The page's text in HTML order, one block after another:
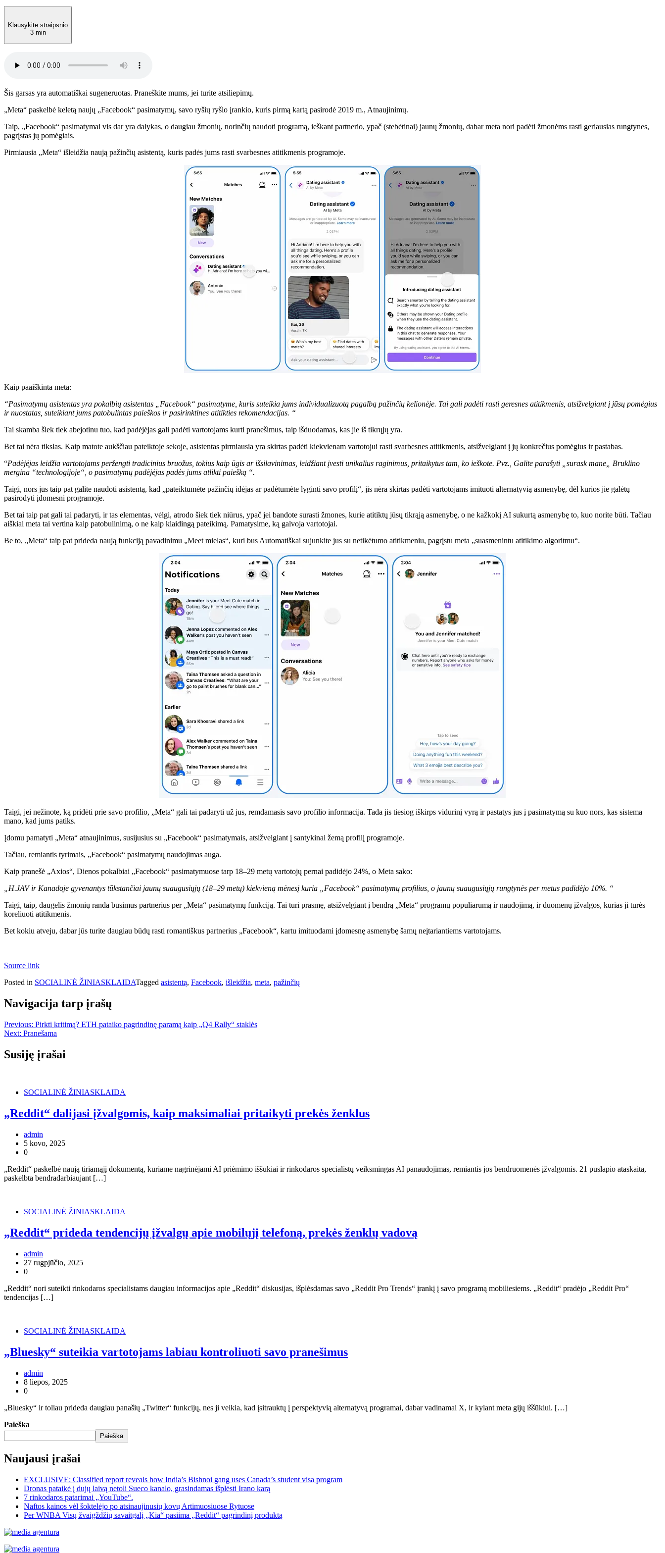
Klausykite straipsnio
3 min
Šis garsas yra automatiškai sugeneruotas. Praneškite mums, jei turite atsiliepimų.
„Meta“ paskelbė keletą naujų „Facebook“ pasimatymų, savo ryšių ryšio įrankio, kuris pirmą kartą pasirodė 2019 m., Atnaujinimų.
Taip, „Facebook“ pasimatymai vis dar yra dalykas, o daugiau žmonių, norinčių naudoti programą, ieškant partnerio, ypač (stebėtinai) jaunų žmonių, dabar meta nori padėti žmonėms rasti geriausias rungtynes,
pagrįstas jų pomėgiais.
Pirmiausia „Meta“ išleidžia naują pažinčių asistentą, kuris padės jums rasti svarbesnes atitikmenis programoje.
Kaip paaiškinta meta:
“Pasimatymų asistentas yra pokalbių asistentas „Facebook“ pasimatyme, kuris suteikia jums individualizuotą pagalbą pažinčių kelionėje. Tai gali padėti rasti geresnes atitikmenis, atsižvelgiant į jūsų pomėgius
ir nuostatas, suteikiant jums patobulintas paieškos ir pasirinktines atitikties rekomendacijas. “
Tai skamba šiek tiek abejotinu tuo, kad padėjėjas gali padėti vartotojams kurti pranešimus, taip išduodamas, kas jie iš tikrųjų yra.
Bet tai nėra tikslas. Kaip matote aukščiau pateiktoje sekoje, asistentas pirmiausia yra skirtas padėti kiekvienam vartotojui rasti svarbesnes atitikmenis, atsižvelgiant į jų konkrečius pomėgius ir pastabas.
“Padėjėjas leidžia vartotojams peržengti tradicinius bruožus, tokius kaip ūgis ar išsilavinimas, leidžiant įvesti unikalius raginimus, pritaikytus tam, ko ieškote. Pvz., Galite parašyti „surask mane„ Bruklino
mergina “technologijoje“, o pasimatymų padėjėjas padės jums atlikti paiešką “.
Taigi, nors jūs taip pat galite naudoti asistentą, kad „pateiktumėte pažinčių idėjas ar padėtumėte lyginti savo profilį“, jis nėra skirtas padėti vartotojams imituoti alternatyvią asmenybę, dėl kurios jie galėtų
pasirodyti įdomesni programoje.
Bet tai taip pat gali tai padaryti, ir tas elementas, vėlgi, atrodo šiek tiek niūrus, ypač jei bandote surasti žmones, kurie atitiktų jūsų tikrąją asmenybę, o ne kažkokį AI sukurtą asmenybę to, kuo norite būti. Tačiau
aiškiai meta tai vertina kaip patobulinimą, o ne kaip klaidingą pateikimą. Pamatysime, ką galvoja vartotojai.
Be to, „Meta“ taip pat prideda naują funkciją pavadinimu „Meet mielas“, kuri busAutomatiškai sujunkite jus su netikėtumo atitikmeniu, pagrįstu meta „suasmenintu atitikimo algoritmu“.
Taigi, jei nežinote, ką pridėti prie savo profilio, „Meta“ gali tai padaryti už jus, remdamasis savo profilio informacija. Tada jis tiesiog iškirps vidurinį vyrą ir pastatys jus į pasimatymą su kuo nors, kas sistema
mano, kad jums patiks.
Įdomu pamatyti „Meta“ atnaujinimus, susijusius su „Facebook“ pasimatymais, atsižvelgiant į santykinai žemą profilį programoje.
Tačiau, remiantis tyrimais, „Facebook“ pasimatymų naudojimas auga.
Kaip pranešė „Axios“, Dienos pokalbiai „Facebook“ pasimatymuose tarp 18–29 metų vartotojų pernai padidėjo 24%, o Meta sako:
„H.JAV ir Kanadoje gyvenantys tūkstančiai jaunų suaugusiųjų (18–29 metų) kiekvieną mėnesį kuria „Facebook“ pasimatymų profilius, o jaunų suaugusiųjų rungtynės per metus padidėjo 10%. “
Taigi, taip, daugelis žmonių randa būsimus partnerius per „Meta“ pasimatymų funkciją. Tai turi prasmę, atsižvelgiant į bendrą „Meta“ programų populiarumą ir naudojimą, ir duomenų įžvalgos, kurias ji turės
koreliuoti atitikmenis.
Bet kokiu atveju, dabar jūs turite daugiau būdų rasti romantiškus partnerius „Facebook“, kartu imituodami įdomesnę asmenybę šamų neįtariantiems vartotojams.
Source link
Posted in SOCIALINĖ ŽINIASKLAIDATagged asistentą, Facebook, išleidžia, meta, pažinčių
Navigacija tarp įrašų
Previous: Pirkti kritimą? ETH pataiko pagrindinę paramą kaip „Q4 Rally“ staklės
Next: Pranešama
Susiję įrašai
SOCIALINĖ ŽINIASKLAIDA
„Reddit“ dalijasi įžvalgomis, kaip maksimaliai pritaikyti prekės ženklus
admin
5 kovo, 2025
0
„Reddit“ paskelbė naują tiriamąjį dokumentą, kuriame nagrinėjami AI priėmimo iššūkiai ir rinkodaros specialistų veiksmingas AI panaudojimas, remiantis jos bendruomenės įžvalgomis. 21 puslapio ataskaita,
paskelbta bendradarbiaujant […]
SOCIALINĖ ŽINIASKLAIDA
„Reddit“ prideda tendencijų įžvalgų apie mobilųjį telefoną, prekės ženklų vadovą
admin
27 rugpjūčio, 2025
0
„Reddit“ nori suteikti rinkodaros specialistams daugiau informacijos apie „Reddit“ diskusijas, išplėsdamas savo „Reddit Pro Trends“ įrankį į savo programą mobiliesiems. „Reddit“ pradėjo „Reddit Pro“
tendencijas […]
SOCIALINĖ ŽINIASKLAIDA
„Bluesky“ suteikia vartotojams labiau kontroliuoti savo pranešimus
admin
8 liepos, 2025
0
„Bluesky“ ir toliau prideda daugiau panašių „Twitter“ funkcijų, nes ji veikia, kad įsitrauktų į perspektyvią alternatyvą programai, dabar vadinamai X, ir kylant meta gijų iššūkiui. […]
Paieška
Paieška
Naujausi įrašai
EXCLUSIVE: Classified report reveals how India’s Bishnoi gang uses Canada’s student visa program
Dronas pataikė į dujų laivą netoli Sueco kanalo, grasindamas išplėsti Irano karą
7 rinkodaros patarimai „YouTube“.
Naftos kainos vėl šoktelėjo po atsinaujinusių kovų Artimuosiuose Rytuose
Per WNBA Visų žvaigždžių savaitgalį „Kia“ pasiima „Reddit“ pagrindinį produktą